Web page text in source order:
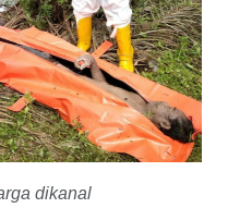
dikanal